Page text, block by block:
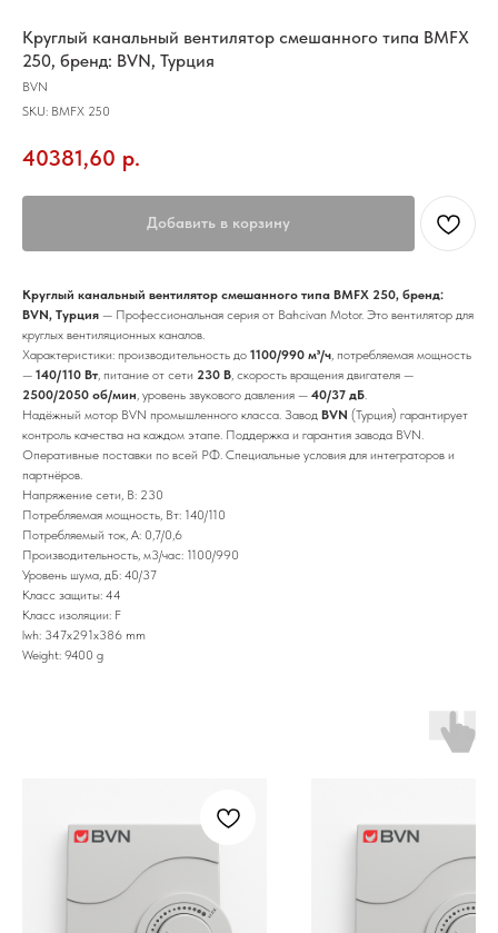
Круглый канальный вентилятор смешанного типа BMFX
250, бренд: BVN, Турция
BVN
SKU: BMFX 250
40381,60 р.
Добавить в корзину
Круглый канальный вентилятор смешанного типа BMFX 250, бренд:
BVN, Турция — Профессиональная серия от Bahcivan Motor. Это вентилятор для
круглых вентиляционных каналов.
Характеристики: производительность до 1100/990 м³/ч, потребляемая мощность
— 140/110 Вт, питание от сети 230 В, скорость вращения двигателя —
2500/2050 об/мин, уровень звукового давления — 40/37 дБ.
Надёжный мотор BVN промышленного класса. Завод BVN (Турция) гарантирует
контроль качества на каждом этапе. Поддержка и гарантия завода BVN.
Оперативные поставки по всей РФ. Специальные условия для интеграторов и
партнёров.
Напряжение сети, В: 230
Потребляемая мощность, Вт: 140/110
Потребляемый ток, А: 0,7/0,6
Производительность, м3/час: 1100/990
Уровень шума, дБ: 40/37
Класс защиты: 44
Класс изоляции: F
lwh: 347x291x386 mm
Weight: 9400 g